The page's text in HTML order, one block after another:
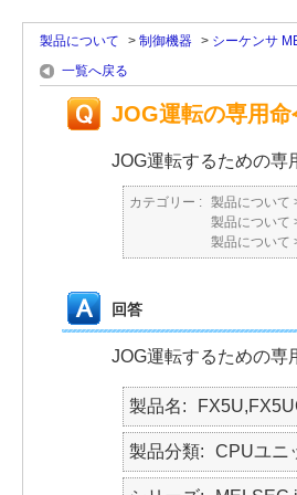
製品について > 制御機器 > シーケンサ
一覧へ戻る
JOG運転の専用命
JOG運転するための専
カテゴリー : 製品について
製品について
製品について
回答
JOG運転するための専
製品名
製品分類 CPUユニ